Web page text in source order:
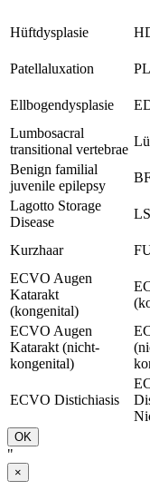
Hüftdysplasie
Patellaluxation
Ellbogendysplasie
Lumbosacral
transitional vertebrae
Benign familial
juvenile epilepsy
Lagotto Storage
Disease
Kurzhaar
ECVO Augen
Katarakt
(kongenital)
ECVO Augen
Katarakt (nicht-
kongenital)
ECVO Distichiasis
OK
"
×